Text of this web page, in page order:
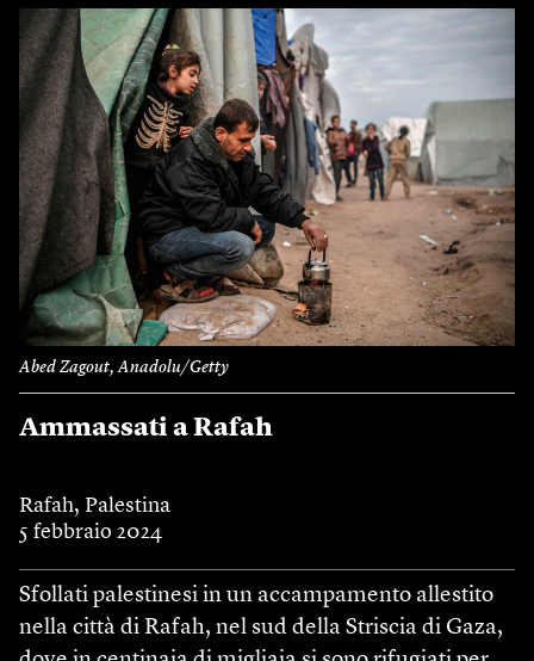
Abed Zagout, Anadolu/Getty
Ammassati a Rafah
Rafah, Palestina
5 febbraio 2024
Sfollati palestinesi in un accampamento allestito
nella città di Rafah, nel sud della Striscia di Gaza,